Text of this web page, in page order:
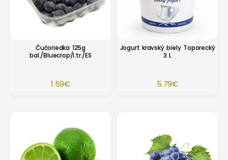
Čučoriedka 125g
bal./Bluecrop/I.tr./ES
1.59€
Jogurt kravský biely Toporecký
3 L
5.79€